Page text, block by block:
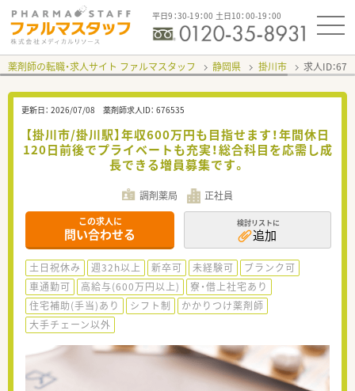
平日9：30-19：00 土日10：00-19：00
薬剤師の転職・求人サイト ファルマスタッフ 静岡県 掛川市 求人ID：
更新日： 2026/07/08 薬剤師求人ID： 676535
【掛川市/掛川駅】年収600万円も目指せます！年間休日
120日前後でプライベートも充実！総合科目を応需し成
長できる増員募集です。
調剤薬局 正社員
この求人に
問い合わせる
検討リストに
追加
土日祝休み 週32h以上 新卒可 未経験可
ブランク可
車通勤可
高給与(600万円以上)
寮・借上社宅あり
住宅補助(手当)あり
シフト制
かかりつけ薬剤師
大手チェーン以外